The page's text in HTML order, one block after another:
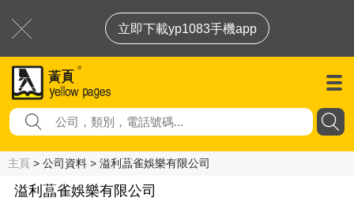
立即下載yp1083手機app
主頁 > 公司資料 > 溢利蕌雀娛樂有限公司
溢利蕌雀娛樂有限公司